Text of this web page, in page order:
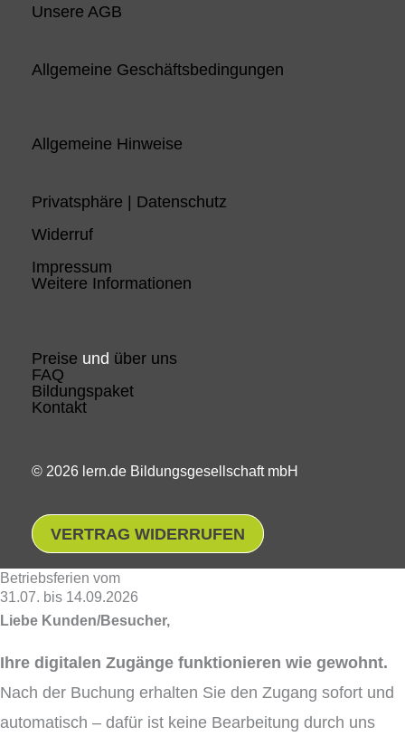
Unsere AGB
Allgemeine Geschäftsbedingungen
Allgemeine Hinweise
Privatsphäre | Datenschutz
Widerruf
Impressum
Weitere Informationen
Preise und über uns
FAQ
Bildungspaket
Kontakt
© 2026 lern.de Bildungsgesellschaft mbH
VERTRAG WIDERRUFEN
Betriebsferien vom
31.07. bis 14.09.2026
Liebe Kunden/Besucher,
Ihre digitalen Zugänge funktionieren wie gewohnt.
Nach der Buchung erhalten Sie den Zugang sofort und
automatisch – dafür ist keine Bearbeitung durch uns